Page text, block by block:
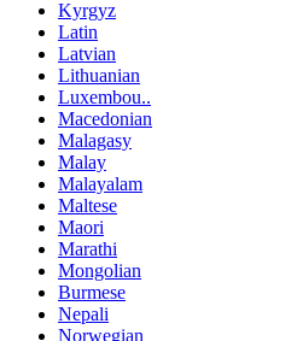
Kyrgyz
Latin
Latvian
Lithuanian
Luxembou..
Macedonian
Malagasy
Malay
Malayalam
Maltese
Maori
Marathi
Mongolian
Burmese
Nepali
Norwegian